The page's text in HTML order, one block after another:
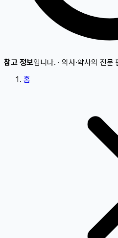
참고 정보입니다. · 의사·약사의 전문
홈